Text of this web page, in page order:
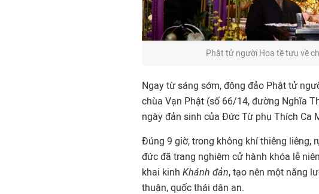
Phật tử người Hoa tề tựu về
Ngay từ sáng sớm, đông đảo Phật tử
chùa Vạn Phật (số 66/14, đường Nghĩa
ngày đản sinh của Đức Từ phụ Thích Ca
Đúng 9 giờ, trong không khí thiêng liêng,
đức đã trang nghiêm cử hành khóa lễ
khai kinh Khánh đản, tạo nên một năng
thuận, quốc thái dân an.